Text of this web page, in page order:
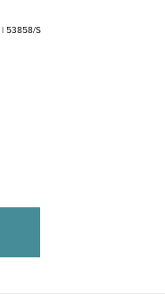
| 53858/S